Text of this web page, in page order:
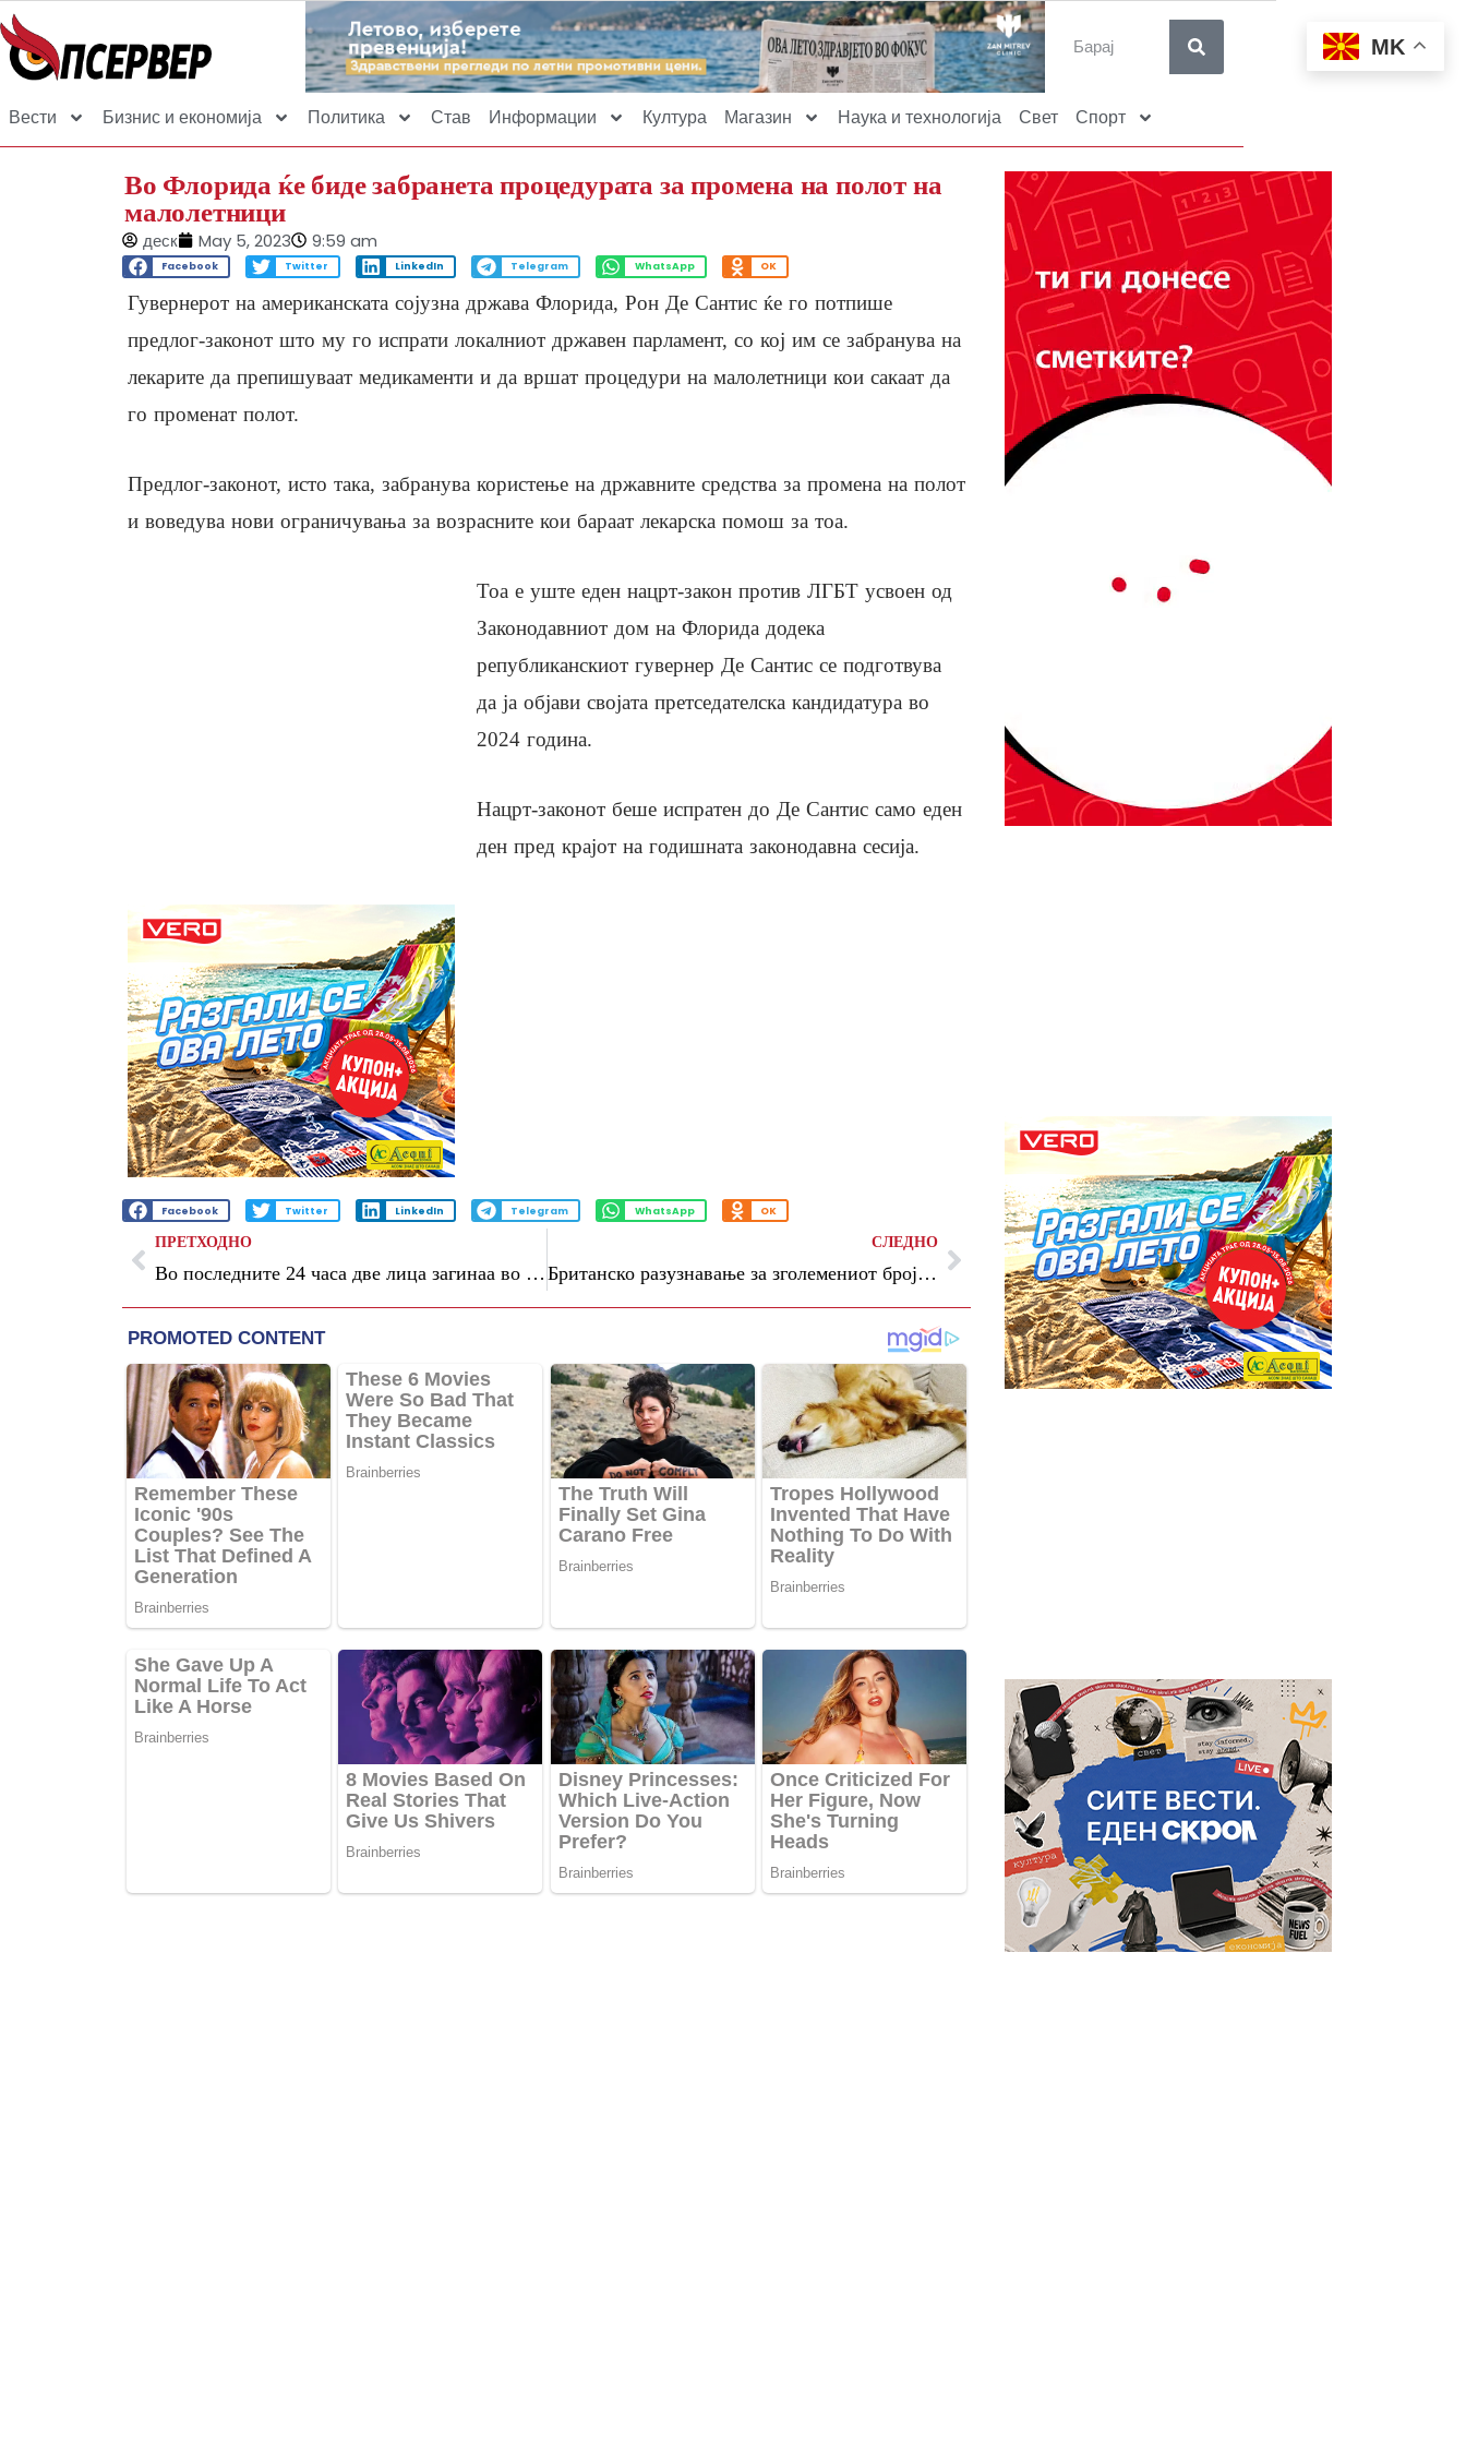
Вести Бизнис и економија Политика Став Информации Култура Магазин Наука и технологија Свет Спорт
Во Флорида ќе биде забранета процедурата за промена на полот на
малолетници
деск May 5, 2023 9:59 am
Facebook Twitter LinkedIn Telegram WhatsApp OK
Гувернерот на американската сојузна држава Флорида, Рон Де Сантис ќе го потпише
предлог-законот што му го испрати локалниот државен парламент, со кој им се забранува на
лекарите да препишуваат медикаменти и да вршат процедури на малолетници кои сакаат да
го променат полот.
Предлог-законот, исто така, забранува користење на државните средства за промена на полот
и воведува нови ограничувања за возрасните кои бараат лекарска помош за тоа.
Тоа е уште еден нацрт-закон против ЛГБТ усвоен од
Законодавниот дом на Флорида додека
републиканскиот гувернер Де Сантис се подготвува
да ја објави својата претседателска кандидатура во
2024 година.
Нацрт-законот беше испратен до Де Сантис само еден
ден пред крајот на годишната законодавна сесија.
Facebook Twitter LinkedIn Telegram WhatsApp OK
ПРЕТХОДНО
Во последните 24 часа две лица загинаа во руско гранатирање на Доњецк
СЛЕДНО
Британско разузнавање за зголемениот број несреќи на руските железници
MK